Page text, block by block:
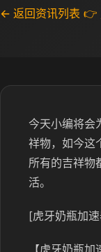
← 返回资讯列表 👉
今天小编将会
祥物，如今这
所有的吉祥物
活。
[虎牙奶瓶加
【虎牙奶瓶